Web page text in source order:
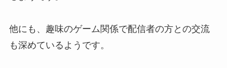
ってる？公式チルぬいとは？今か
らでも買える？
他にも、趣味のゲーム関係で配信者の方との交流
も深めているようです。